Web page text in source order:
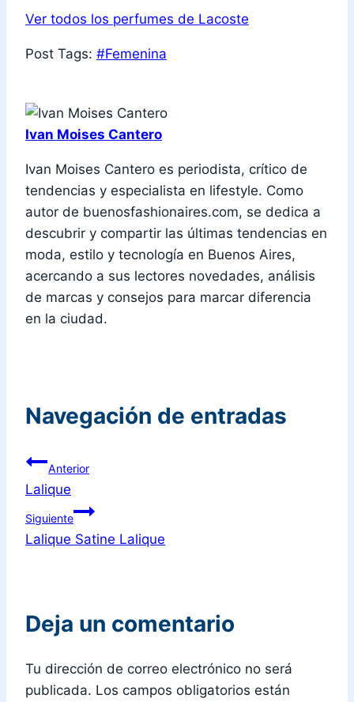
Ver todos los perfumes de Lacoste
Post Tags: #Femenina
Ivan Moises Cantero
Ivan Moises Cantero es periodista, crítico de
tendencias y especialista en lifestyle. Como
autor de buenosfashionaires.com, se dedica a
descubrir y compartir las últimas tendencias en
moda, estilo y tecnología en Buenos Aires,
acercando a sus lectores novedades, análisis
de marcas y consejos para marcar diferencia
en la ciudad.
Navegación de entradas
Anterior
Lalique
Siguiente
Lalique Satine Lalique
Deja un comentario
Tu dirección de correo electrónico no será
publicada. Los campos obligatorios están